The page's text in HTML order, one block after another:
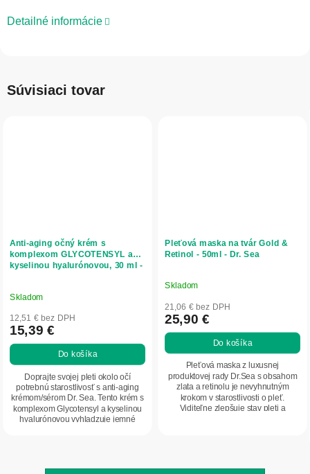
Detailné informácie
Súvisiaci tovar
Anti-aging očný krém s
komplexom GLYCOTENSYL a
kyselinou hyalurónovou, 30 ml -
Skladom
12,51 € bez DPH
15,39 €
Do košíka
Doprajte svojej pleti okolo očí
potrebnú starostlivosť s anti-aging
krémom/sérom Dr. Sea. Tento krém s
komplexom Glycotensyl a kyselinou
hyalurónovou vyhladzuje jemné
Pleťová maska na tvár Gold &
Retinol - 50ml - Dr. Sea
Priemerné
hodnotenie
produktu
je
5,0
5
hviezdičiek.
Skladom
21,06 € bez DPH
25,90 €
Do košíka
Pleťová maska z luxusnej
produktovej rady Dr.Sea s obsahom
zlata a retinolu je nevyhnutným
krokom v starostlivosti o pleť.
Viditeľne zlepšuje stav pleti a